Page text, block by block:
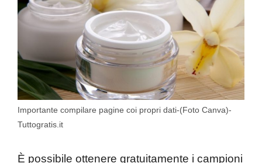
Importante compilare pagine coi propri dati-(Foto Canva)-
Tuttogratis.it
È possibile ottenere gratuitamente i campioni